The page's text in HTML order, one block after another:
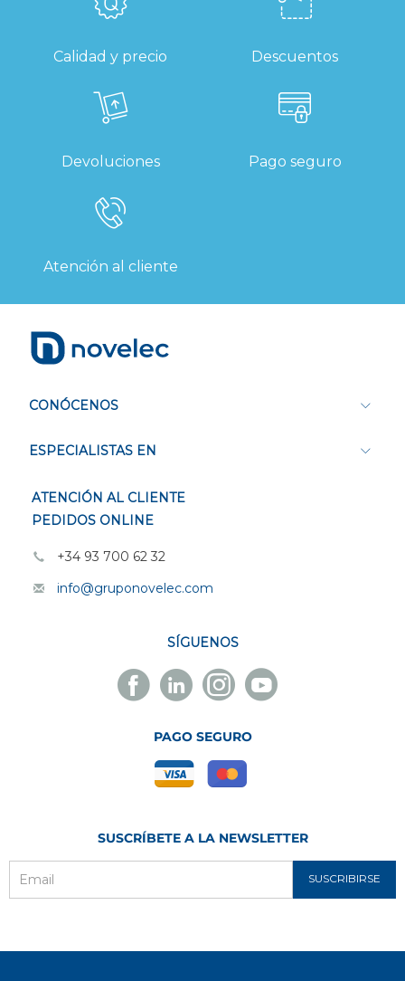
Calidad y precio Descuentos
Devoluciones Pago seguro
Atención al cliente
CONÓCENOS
ESPECIALISTAS EN
ATENCIÓN AL CLIENTE
PEDIDOS ONLINE
+34 93 700 62 32
info@gruponovelec.com
SÍGUENOS
Facebook
Novelec
Linkedin
Novelec
Instagram
Novelec
Youtube
Novelec
PAGO SEGURO
SUSCRÍBETE A LA NEWSLETTER
SUSCRIBIRSE